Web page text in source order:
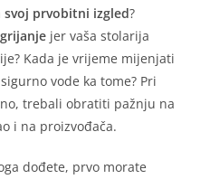
svoj prvobitni izgled?
jer vaša stolarija
Kada je vrijeme mijenjati
vode ka tome? Pri
trebali obratiti pažnju na
i na proizvođača.
dođete, prvo morate